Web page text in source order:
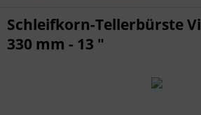
Schleifkorn-Tellerbürste
330 mm - 13 "